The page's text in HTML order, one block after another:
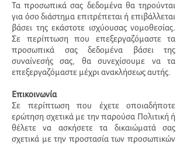
Τα προσωπικά σας δεδομένα θα τηρούνται
για όσο διάστημα επιτρέπεται ή επιβάλλεται
βάσει της εκάστοτε ισχύουσας νομοθεσίας.
Σε περίπτωση που επεξεργαζόμαστε τα
προσωπικά σας δεδομένα βάσει της
συναίνεσής σας, θα συνεχίσουμε να τα
επεξεργαζόμαστε μέχρι ανακλήσεως αυτής.
Επικοινωνία
Σε περίπτωση που έχετε οποιαδήποτε
ερώτηση σχετικά με την παρούσα Πολιτική ή
θέλετε να ασκήσετε τα δικαιώματά σας
σχετικά με την προστασία των προσωπικών